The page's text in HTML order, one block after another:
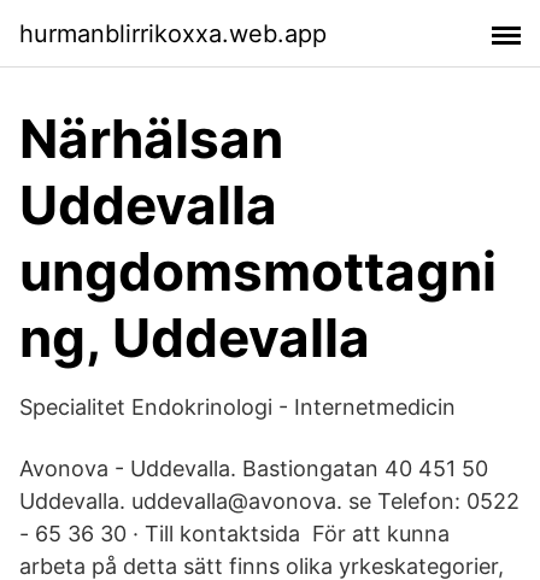
hurmanblirrikoxxa.web.app
Närhälsan
Uddevalla
ungdomsmottagni
ng, Uddevalla
Specialitet Endokrinologi - Internetmedicin
Avonova - Uddevalla. Bastiongatan 40 451 50
Uddevalla. uddevalla@avonova. se Telefon: 0522
- 65 36 30 · Till kontaktsida För att kunna
arbeta på detta sätt finns olika yrkeskategorier,